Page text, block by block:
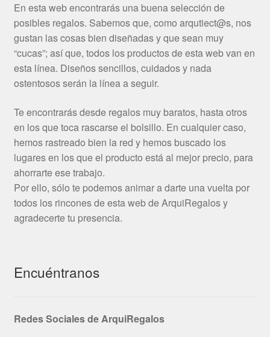
En esta web encontrarás una buena selección de
posibles regalos. Sabemos que, como arqutiect@s, nos
gustan las cosas bien diseñadas y que sean muy
“cucas”; así que, todos los productos de esta web van en
esta línea. Diseños sencillos, cuidados y nada
ostentosos serán la línea a seguir.
Te encontrarás desde regalos muy baratos, hasta otros
en los que toca rascarse el bolsillo. En cualquier caso,
hemos rastreado bien la red y hemos buscado los
lugares en los que el producto está al mejor precio, para
ahorrarte ese trabajo.
Por ello, sólo te podemos animar a darte una vuelta por
todos los rincones de esta web de ArquiRegalos y
agradecerte tu presencia.
Encuéntranos
Redes Sociales de ArquiRegalos